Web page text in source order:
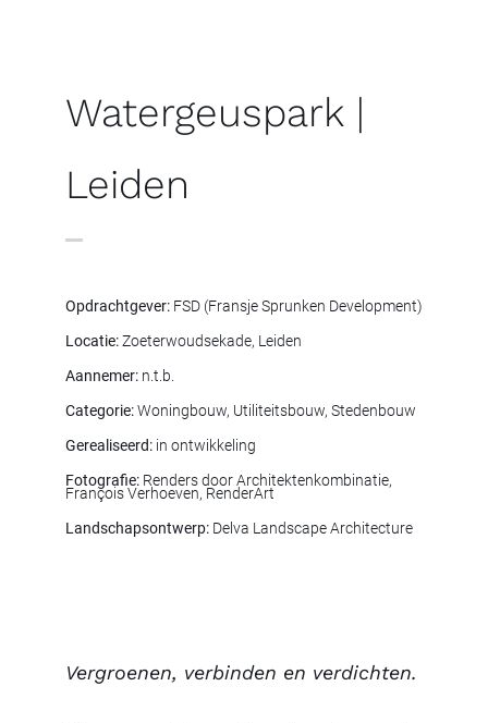
Watergeuspark |
Leiden
Opdrachtgever: FSD (Fransje Sprunken Development)
Locatie:Zoeterwoudsekade, Leiden
Aannemer: n.t.b.
Categorie:Woningbouw, Utiliteitsbouw, Stedenbouw
Gerealiseerd: in ontwikkeling
Fotografie: Renders door Architektenkombinatie,
François Verhoeven, RenderArt
Landschapsontwerp: Delva Landscape Architecture
Vergroenen, verbinden en verdichten.